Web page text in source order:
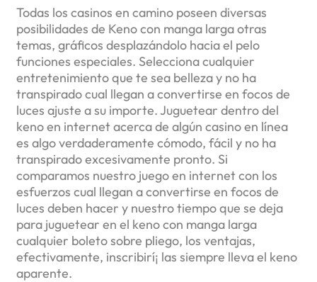
Todas los casinos en camino poseen diversas
posibilidades de Keno con manga larga otras
temas, gráficos desplazándolo hacia el pelo
funciones especiales. Selecciona cualquier
entretenimiento que te sea belleza y no ha
transpirado cual llegan a convertirse en focos de
luces ajuste a su importe. Juguetear dentro del
keno en internet acerca de algún casino en línea
es algo verdaderamente cómodo, fácil y no ha
transpirado excesivamente pronto. Si
comparamos nuestro juego en internet con los
esfuerzos cual llegan a convertirse en focos de
luces deben hacer y nuestro tiempo que se deja
para juguetear en el keno con manga larga
cualquier boleto sobre pliego, los ventajas,
efectivamente, inscribirí¡ las siempre lleva el keno
aparente.